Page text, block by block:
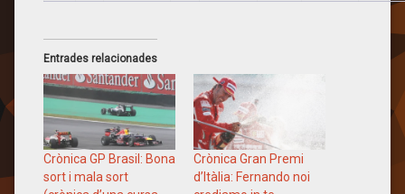
Entrades relacionades
Crònica GP Brasil: Bona
sort i mala sort
Crònica Gran Premi
d’Itàlia: Fernando noi